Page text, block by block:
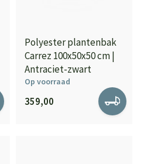
Polyester plantenbak
Carrez 100x50x50 cm |
Antraciet-zwart
Op voorraad
359,00